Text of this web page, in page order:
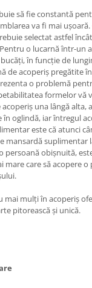
să fie constantă
va fi mai
selectat astfel
o lucarnă într-un
în funcție de
de acoperiș pregătite
o problemă
formelor vă
una lângă alta,
în oglindă, iar întregul
este că atunci
mansardă suplimentar
persoană obișnuită,
mare care să acopere
mai mulți în acoperiș
pitorească și unică.